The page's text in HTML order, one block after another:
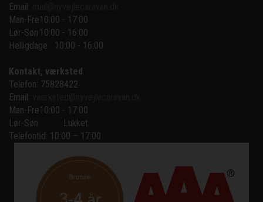
Email:
Man-Fre10:00 - 17:00
Lør-Søn 10:00 - 16:00
Helligdage   10:00 - 16:00
Kontakt, værksted
Telefon: 75828422
Email:
Man-Fre10:00 - 17:00
Lør-Søn
Lukket
Telefontid: 10:00 – 17:00